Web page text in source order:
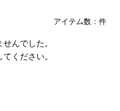
アイテム数： 件
んでした。
ください。